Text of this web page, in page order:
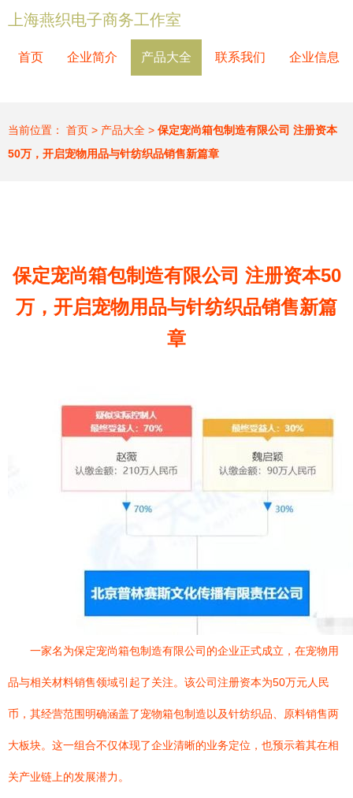
上海燕织电子商务工作室
首页 企业简介 产品大全 联系我们 企业信息
当前位置： 首页 > 产品大全 > 保定宠尚箱包制造有限公司 注册资本
50万，开启宠物用品与针纺织品销售新篇章
保定宠尚箱包制造有限公司 注册资本50
万，开启宠物用品与针纺织品销售新篇
章
一家名为保定宠尚箱包制造有限公司的企业正式成立，在宠物用
品与相关材料销售领域引起了关注。该公司注册资本为50万元人民
币，其经营范围明确涵盖了宠物箱包制造以及针纺织品、原料销售两
大板块。这一组合不仅体现了企业清晰的业务定位，也预示着其在相
关产业链上的发展潜力。